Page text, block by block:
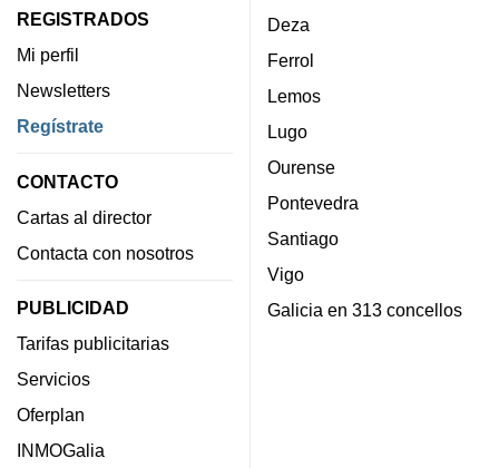
REGISTRADOS
Mi perfil
Newsletters
Regístrate
CONTACTO
Cartas al director
Contacta con nosotros
PUBLICIDAD
Tarifas publicitarias
Servicios
Oferplan
INMOGalia
Deza
Ferrol
Lemos
Lugo
Ourense
Pontevedra
Santiago
Vigo
Galicia en 313 concellos